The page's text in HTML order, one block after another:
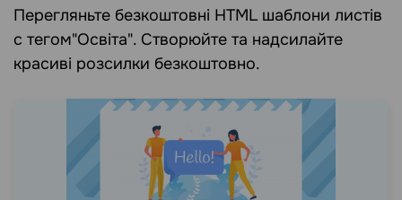
Перегляньте безкоштовні HTML шаблони листів
c тегом"Освіта". Створюйте та надсилайте
красиві розсилки безкоштовно.